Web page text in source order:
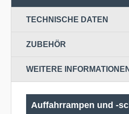
TECHNISCHE DATEN
ZUBEHÖR
WEITERE INFORMATIONEN
Auffahrrampen und -